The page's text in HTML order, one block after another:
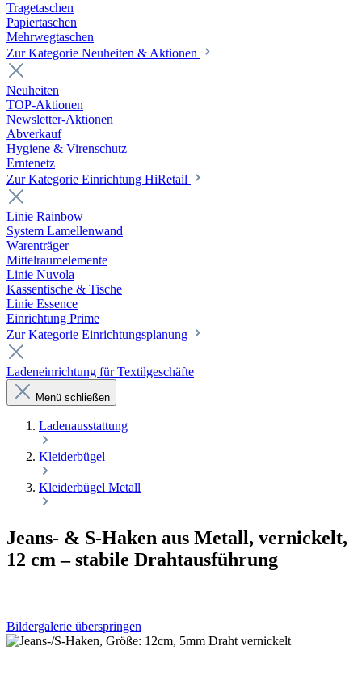
Tragetaschen
Papiertaschen
Mehrwegtaschen
Zur Kategorie Neuheiten & Aktionen
Neuheiten
TOP-Aktionen
Newsletter-Aktionen
Abverkauf
Hygiene & Virenschutz
Erntenetz
Zur Kategorie Einrichtung HiRetail
Linie Rainbow
System Lamellenwand
Warenträger
Mittelraumelemente
Linie Nuvola
Kassentische & Tische
Linie Essence
Einrichtung Prime
Zur Kategorie Einrichtungsplanung
Ladeneinrichtung für Textilgeschäfte
Menü schließen
Laden­ausstattung
Kleiderbügel
Kleiderbügel Metall
Jeans- & S-Haken aus Metall, vernickelt,
12 cm – stabile Drahtausführung
Bildergalerie überspringen